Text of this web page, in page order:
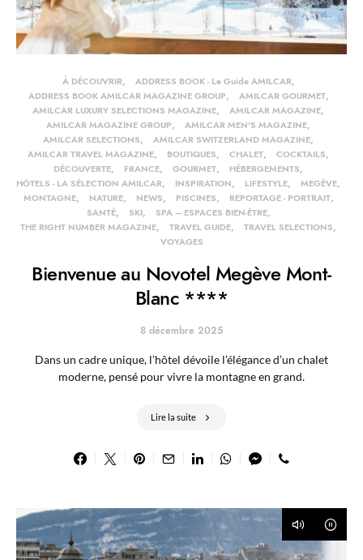
À DÉCOUVRIR
ADDRESS BOOK - Le Guide AMILCAR
ADDRESS BOOK AMILCAR MAGAZINE GROUP
AMILCAR GOURMET
AMILCAR LUXURY SELECTIONS MAGAZINE
AMILCAR MAGAZINE
AMILCAR MAGAZINE GROUP
AMILCAR MEN'S MAGAZINE
AMILCAR SELECTIONS
AMILCAR SWITZERLAND MAGAZINE
AMILCAR TRAVEL MAGAZINE
BOUTIQUES CHALET
COCKTAILS
DÉCOUVERTE
FRANCE GOURMET
HÉBERGEMENTS
HÔTELS - LA SÉLECTION AMILCAR
INSPIRATION LIFESTYLE
MEGÈVE
MONTAGNE
NATURE NEWS PISCINES
REPORTAGE - PORTRAIT
SANTÉ
SKI
SPA – ESPACES BIEN-ÊTRE
THE RIGHT NUMBER MAGAZINE
TRAVEL GUIDE
TRAVEL SELECTIONS
VOYAGES
Bienvenue au Novotel Megève Mont-
Blanc ****
8 décembre 2025
Dans un cadre unique, l’hôtel dévoile l’élégance d’un chalet
moderne, pensé pour vivre la montagne en grand.
Lire la suite